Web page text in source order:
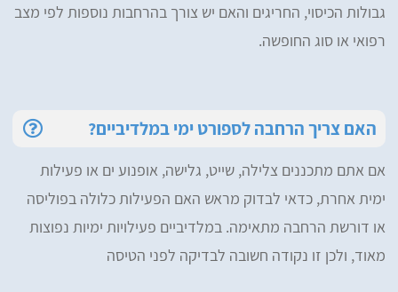
גבולות הכיסוי, החריגים והאם יש צורך בהרחבות נוספות לפי מצב
רפואי או סוג החופשה.
האם צריך הרחבה לספורט ימי במלדיביים?
אם אתם מתכננים צלילה, שייט, גלישה, אופנוע ים או פעילות
ימית אחרת, כדאי לבדוק מראש האם הפעילות כלולה בפוליסה
או דורשת הרחבה מתאימה. במלדיביים פעילויות ימיות נפוצות
מאוד, ולכן זו נקודה חשובה לבדיקה לפני הטיסה